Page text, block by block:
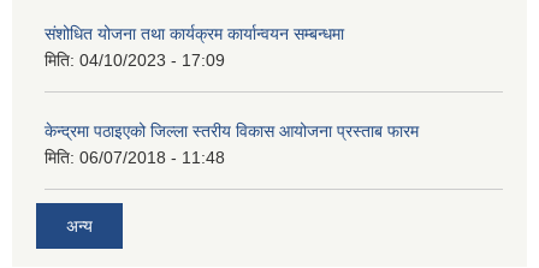
संशोधित योजना तथा कार्यक्रम कार्यान्वयन सम्बन्धमा
मिति: 04/10/2023 - 17:09
केन्द्रमा पठाइएको जिल्ला स्तरीय विकास आयोजना प्रस्ताब फारम
मिति: 06/07/2018 - 11:48
अन्य